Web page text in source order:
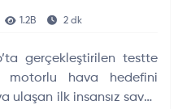
1.2B 2 dk
gerçekleştirilen testte
motorlu hava hedefini
ulaşan ilk insansız savaş